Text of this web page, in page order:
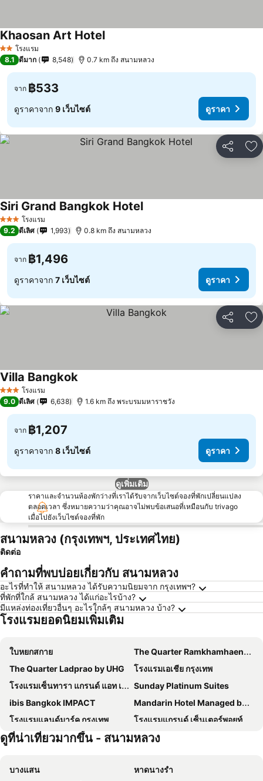
2 ดาวโรงแรม
Khaosan Art Hotel
8.1 ดีมาก 8,548 0.7 km ถึง สนามหลวง
จาก ฿533
ดูราคาจาก 9 เว็บไซต์ ดูราคา
แชร์ เ
3 ดาว โรงแรม
Siri Grand Bangkok Hotel
9.2 ดีเลิศ 1,993 0.8 km ถึง สนามหลวง
จาก ฿1,496
ดูราคาจาก 7 เว็บไซต์ ดูราคา
แชร์ เ
3 ดาว โรงแรม
Villa Bangkok
9.0 ดีเลิศ 6,638 1.6 km ถึง พระบรมมหาราชวัง
จาก ฿1,207
ดูราคาจาก 8 เว็บไซต์ ดูราคา
ดูเพิ่มเติม
ราคาและจำนวนห้องพักว่างที่เราได้รับจากเว็บไซต์จองที่พักเปลี่ยนแปลง
ตลอดเวลา ซึ่งหมายความว่าคุณอาจไม่พบข้อเสนอที่เหมือนกับ trivago
เมื่อไปยังเว็บไซต์จองที่พัก
สนามหลวง (กรุงเทพฯ, ประเทศไทย)
ติดต่อ
คำถามที่พบบ่อยเกี่ยวกับ สนามหลวง
อะไรที่ทำให้ สนามหลวง ได้รับความนิยมจาก กรุงเทพฯ?
ที่พักที่ใกล้ สนามหลวง ได้แก่อะไรบ้าง?
มีแหล่งท่องเที่ยวอื่นๆ อะไรใกล้ๆ สนามหลวง บ้าง?
โรงแรมยอดนิยมเพิ่มเติม
ใบหยกสกาย
The Quarter Ramkhamhaeng by UHG
The Quarter Ladprao by UHG
โรงแรมเอเชีย กรุงเทพ
โรงแรมเซ็นทารา แกรนด์ แอท เซ็นทรัลพลาซ่าลาดพร้าว กรุงเทพฯ
Sunday Platinum Suites
ibis Bangkok IMPACT
Mandarin Hotel Managed by Centre Point
โรงแรมแลนด์มาร์ค กรุงเทพ
โรงแรมแกรนด์ เซ็นเตอร์พอยท์ เทอร์มินัล 21
Royal Orchid Sheraton Riverside Hotel Bangkok
โรงแรมเกรซ
The Quarter Ari by UHG
The Quarter Saladaeng by UHG
ดูที่น่าเที่ยวมากขึ้น - สนามหลวง
บางแสน
หาดนางรำ